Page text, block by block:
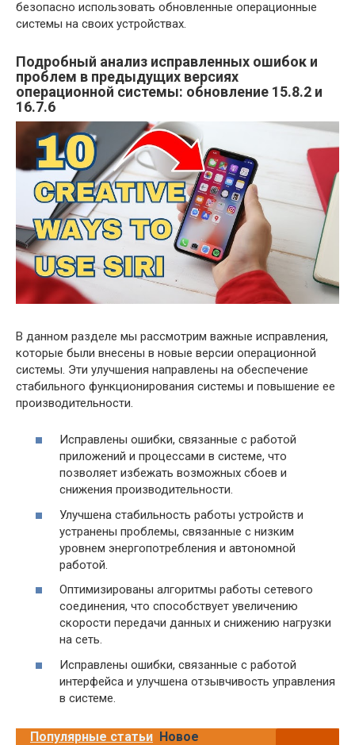
безопасно использовать обновленные операционные
системы на своих устройствах.
Подробный анализ исправленных ошибок и
проблем в предыдущих версиях
операционной системы: обновление 15.8.2 и
16.7.6
В данном разделе мы рассмотрим важные исправления,
которые были внесены в новые версии операционной
системы. Эти улучшения направлены на обеспечение
стабильного функционирования системы и повышение ее
производительности.
Исправлены ошибки, связанные с работой
приложений и процессами в системе, что
позволяет избежать возможных сбоев и
снижения производительности.
Улучшена стабильность работы устройств и
устранены проблемы, связанные с низким
уровнем энергопотребления и автономной
работой.
Оптимизированы алгоритмы работы сетевого
соединения, что способствует увеличению
скорости передачи данных и снижению нагрузки
на сеть.
Исправлены ошибки, связанные с работой
интерфейса и улучшена отзывчивость управления
в системе.
Популярные статьи Новое